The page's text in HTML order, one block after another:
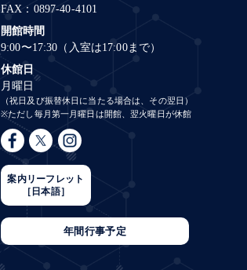
FAX：0897-40-4101
開館時間
9:00〜17:30（入室は17:00まで）
休館日
月曜日
（祝日及び振替休日に当たる場合は、その翌日）
※ただし毎月第一月曜日は開館、翌火曜日が休館
案内リーフレット
［日本語］
年間行事予定